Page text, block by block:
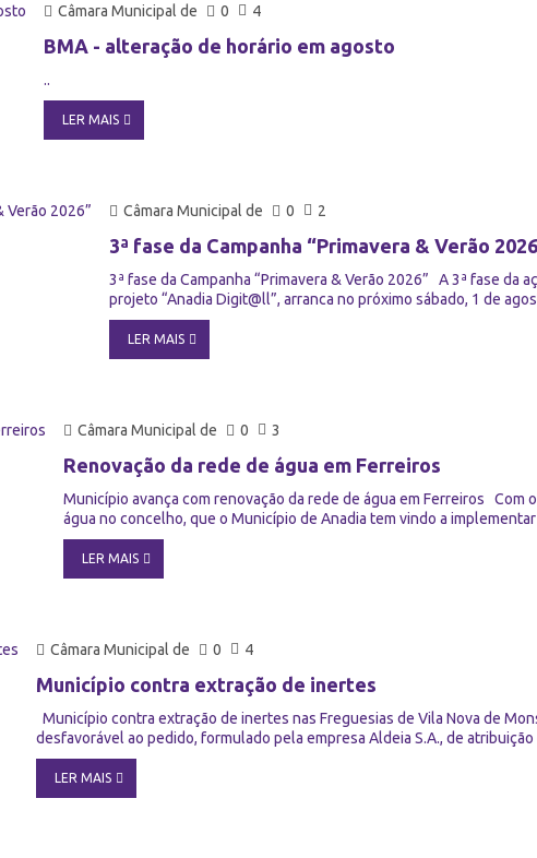
Câmara Municipal de 0 4
BMA - alteração de horário em agosto
..
LER MAIS
Câmara Municipal de 0 2
3ª fase da Campanha “Primavera & Verão
3ª fase da Campanha “Primavera & Verão 2026” A 3ª fase da
projeto “Anadia Digit@ll”, arranca no próximo sábado, 1 de
LER MAIS
Câmara Municipal de 0 3
Renovação da rede de água em Ferreiros
Município avança com renovação da rede de água em Ferreiros
água no concelho, que o Município de Anadia tem vindo a implementar
LER MAIS
Câmara Municipal de 0 4
Município contra extração de inertes
Município contra extração de inertes nas Freguesias de Vila Nova de
desfavorável ao pedido, formulado pela empresa Aldeia S.A., de atribuição
LER MAIS